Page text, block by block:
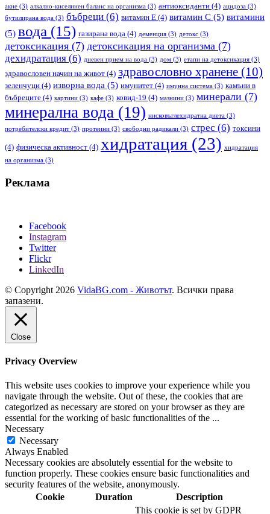
акне (3) алкално-киселинен баланс на организма (3) антиоксиданти (4) ацидоза (3)
бутилирана вода (3) бъбреци (6) витамин Е (4) витамин С (5) витамини
(5) вода (15) газирана вода (4) деменция (3) детокс (3)
детоксикация (7) детоксикация на организма (7)
дехидратация (6) дневен прием на вода (3) дом (3) етапи на детоксикация (3)
здравословен начин на живот (4) здравословно хранене (10)
зеленчуци (4) изворна вода (5) имунитет (4) имунна система (3) камъни в
бъбреците (4) картини (3) кафе (3) ковид-19 (4) мазнини (3) минерали (7)
минерална вода (19) нисковъглехидратна диета (3)
потребителски кредит (3) протеини (3) свободни радикали (3) стрес (6) токсини
(4) физическа активност (4) хидратация (23) хидратация
на организма (3)
Реклама
Facebook
Instagram
Twitter
Flickr
LinkedIn
© Copyright 2026 VidaBG.com - Животът. Всички права
запазени.
Close
Privacy Overview
This website uses cookies to improve your experience while you
navigate through the website. Out of these, the cookies that are
categorized as necessary are stored on your browser as they are
essential for the working of basic functionalities of the ...
Necessary
Necessary
Always Enabled
Necessary cookies are absolutely essential for the website to
function properly. These cookies ensure basic functionalities and
security features of the website, anonymously.
Cookie
Duration
Description
This cookie is set by GDPR